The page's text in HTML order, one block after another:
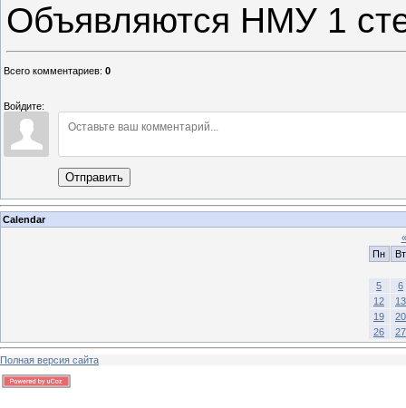
Объявляются НМУ 1
Всего комментариев: 0
Войдите:
Отправить
Calendar
«
Пн
Вт
5
6
12
13
19
20
26
27
Полная версия сайта